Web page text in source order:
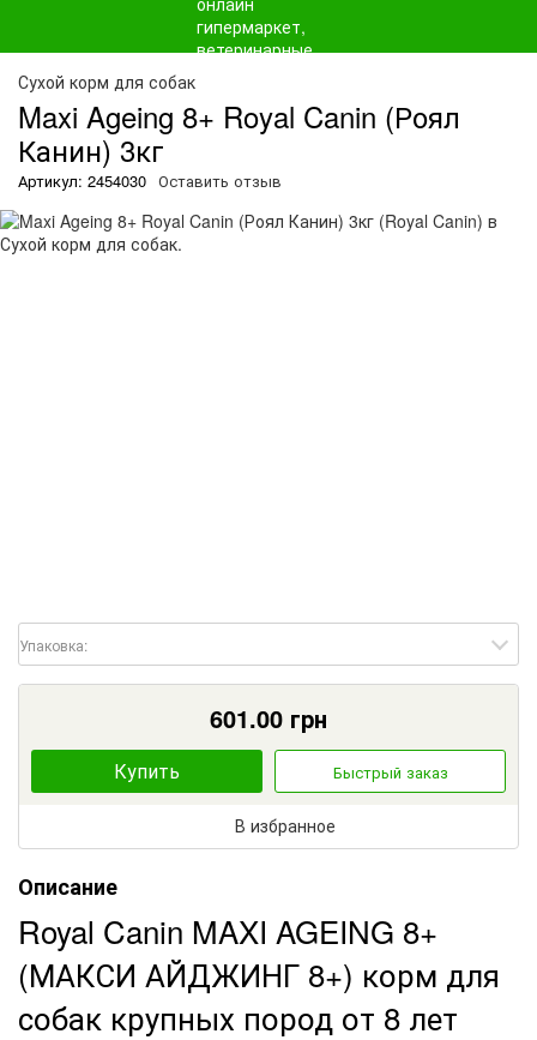
Сухой корм для собак
Maxi Ageing 8+ Royal Canin (Роял
Канин) 3кг
Артикул: 2454030 Оставить отзыв
Упаковка:
601.00 грн
Купить Быстрый заказ
В избранное
Описание
Royal Canin MAXI AGEING 8+
(МАКСИ АЙДЖИНГ 8+) корм для
собак крупных пород от 8 лет